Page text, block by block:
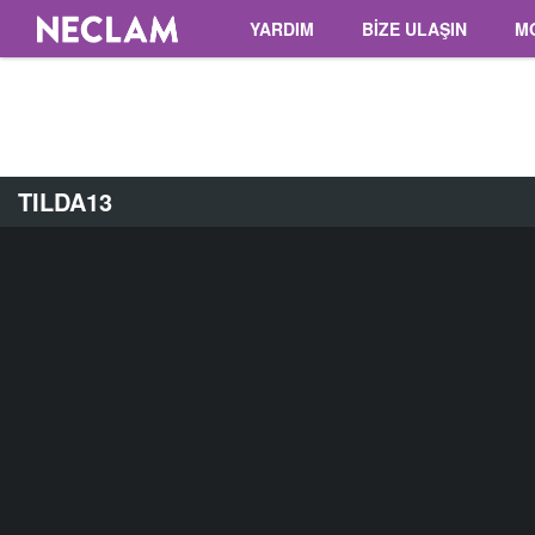
YARDIM BİZE ULAŞIN
TILDA13